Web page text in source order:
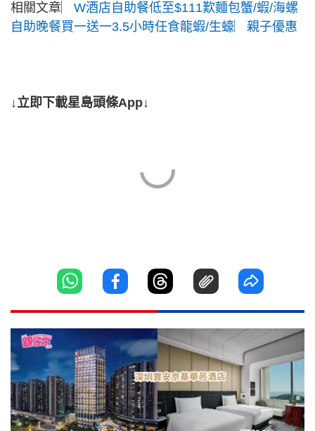
相關文章︳ W酒店自助餐低至$111歎麵包蟹/蝦/海螺
自助晚餐買一送一3.5小時任食龍蝦/生蠔︳親子優惠
↓立即下載星島頭條App↓